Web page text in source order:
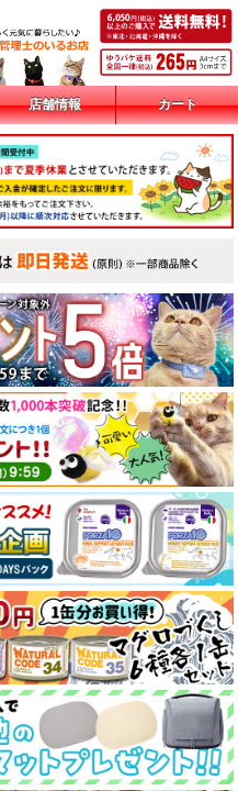
店舗情報 カート